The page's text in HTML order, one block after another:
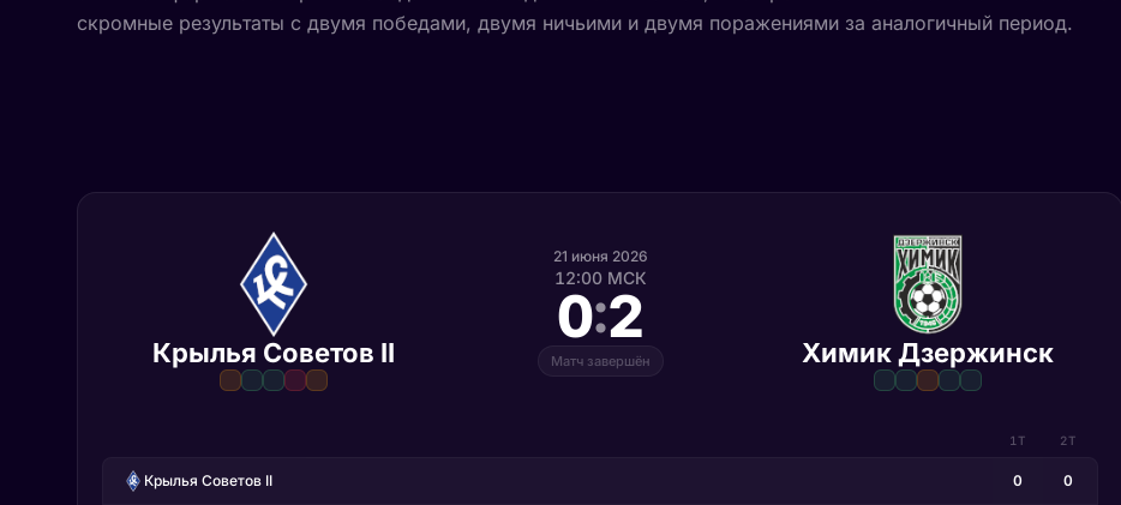
скромные результаты с двумя победами, двумя ничьими и двумя поражениями за аналогичный период.
Крылья Советов II
21 июня 2026
12:00 МСК
0:2
Матч завершён Химик Дзержинск
1Т 2Т
Крылья Советов II 0 0